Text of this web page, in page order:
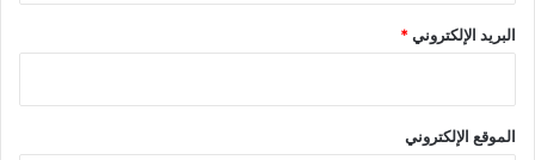
البريد الإلكتروني*
الموقع الإلكتروني